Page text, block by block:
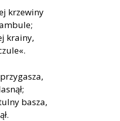
krzewiny
krainy,
basza,